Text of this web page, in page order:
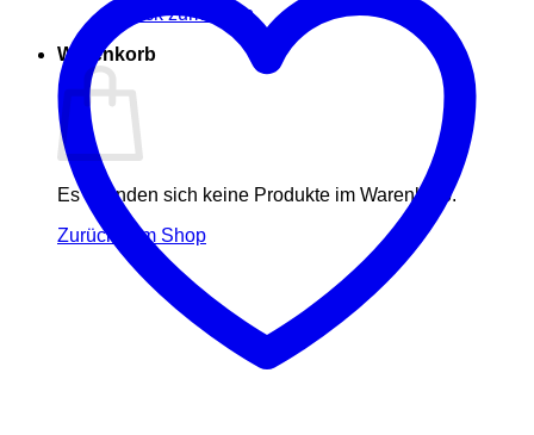
Zurück zum Shop
Warenkorb
Es befinden sich keine Produkte im Warenkorb.
Zurück zum Shop